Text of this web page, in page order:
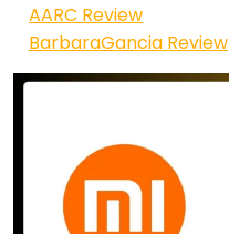
AARC Review
BarbaraGancia Review